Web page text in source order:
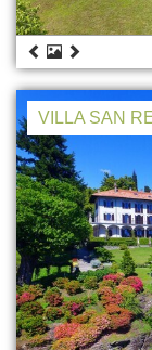
VILLA SAN